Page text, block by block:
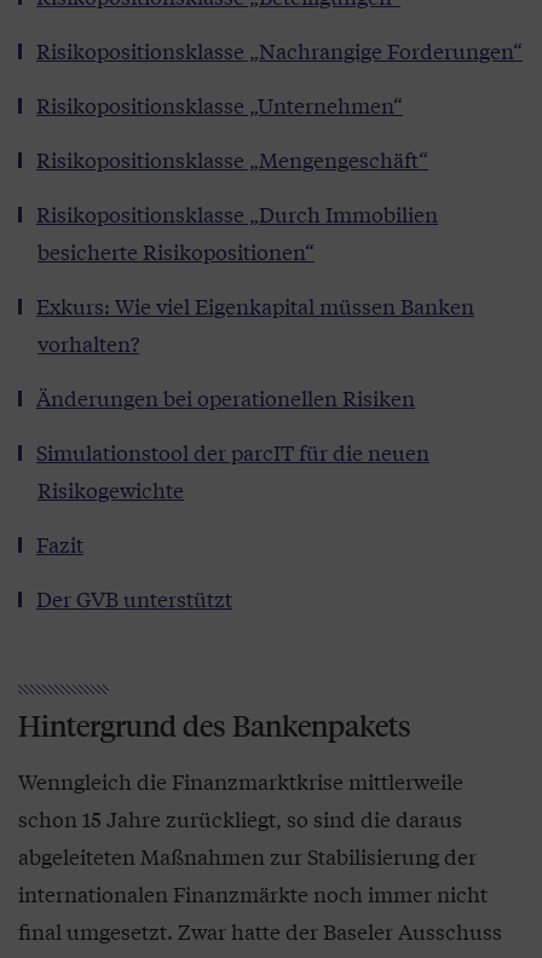
Risikopositionsklasse „Nachrangige Forderungen“
Risikopositionsklasse „Unternehmen“
Risikopositionsklasse „Mengengeschäft“
Risikopositionsklasse „Durch Immobilien
besicherte Risikopositionen“
Exkurs: Wie viel Eigenkapital müssen Banken
vorhalten?
Änderungen bei operationellen Risiken
Simulationstool der parcIT für die neuen
Risikogewichte
Fazit
Der GVB unterstützt
Hintergrund des Bankenpakets
Wenngleich die Finanzmarktkrise mittlerweile
schon 15 Jahre zurückliegt, so sind die daraus
abgeleiteten Maßnahmen zur Stabilisierung der
internationalen Finanzmärkte noch immer nicht
final umgesetzt. Zwar hatte der Baseler Ausschuss